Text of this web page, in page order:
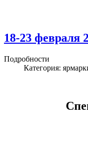
18-23 февраля
Подробности
Категория: